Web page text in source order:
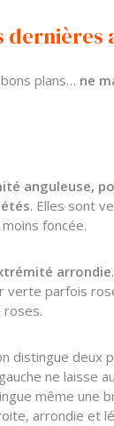
plans… ne
anguleuse,
. Elles sont
foncée.
arrondie
verte parfois
roses.
distingue deux
ne laisse
même une
arrondie et